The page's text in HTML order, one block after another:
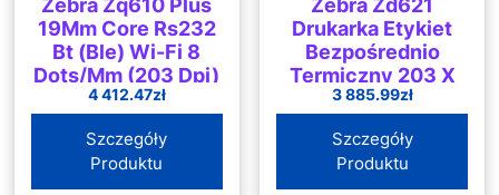
Zebra Zq610 Plus
19Mm Core Rs232
Bt (Ble) Wi-Fi 8
Dots/Mm (203 Dpi)
(ZQ61AUWAE1400)
4 412.47zł
Szczegóły
Produktu
Zebra Zd621
Drukarka Etykiet
Bezpośrednio
Termiczny 203 X
Dpi Przewodowy I
3 885.99zł
Szczegóły
Produktu